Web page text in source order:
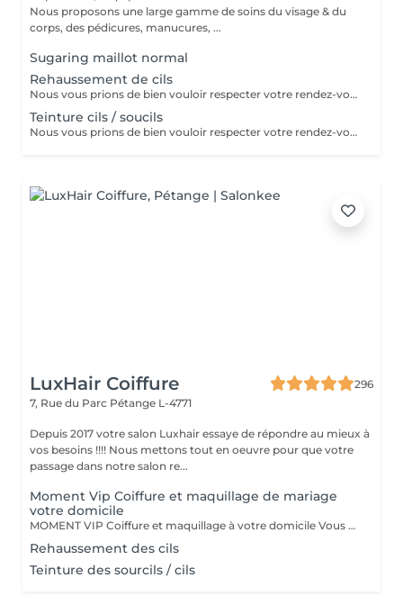
Nous proposons une large gamme de soins du visage & du
corps, des pédicures, manucures, ...
Sugaring maillot normal
Rehaussement de cils
Nous vous prions de bien vouloir respecter votre rendez-vous. En prenant rendez-vous, vous occupez une place, dont une autre personne aurait éventuellement besoin. Tout rendez-vous non annulé 24h en avance, est susceptible d'être facturé. (Si vous ne pouvez pas vous présenter à votre RDV, proposez-le éventuellement à un proche ou à un ami) Toute l'équipe de Aromas Institut vous remercie pour votre respect et votre compréhension.
Teinture cils / soucils
Nous vous prions de bien vouloir respecter votre rendez-vous. En prenant rendez-vous, vous occupez une place, dont une autre personne aurait éventuellement besoin. Tout rendez-vous non annulé 24h en avance, est susceptible d'être facturé. (Si vous ne pouvez pas vous présenter à votre RDV, proposez-le éventuellement à un proche ou à un ami) Toute l'équipe de Aromas Institut vous remercie pour votre respect et votre compréhension.
LuxHair Coiffure
296
7, Rue du Parc Pétange L-4771
Depuis 2017 votre salon Luxhair essaye de répondre au mieux à
vos besoins !!!! Nous mettons tout en oeuvre pour que votre
passage dans notre salon re...
Moment Vip Coiffure et maquillage de mariage
votre domicile
MOMENT VIP Coiffure et maquillage à votre domicile Vous vous mariez bientôt ??? Félicitations ! Pour que ce jour soit unique et parfait,laissez-nous prendre soin de vous. Inoubliable: Votre Moment d'Exception"Votre mariage est bien plus qu'un simple événement - c'est un chapitre magique dans l'histoire de votre vie. Chez nous, nous célébrons votre unicité et mettons en valeur votre beauté naturelle pour faire de ce jour le plus mémorable de votre vie. Votre Beauté, Notre Priorité: Parce que vous êtes la personne la plus importante pour ce moment d'exception, notre équipe dévouée de coiffeurs et de maquilleurs met tout en uvre pour vous sublimer, en accord avec votre style personnel et votre vision pour le grand jour. Coiffure de Rêve: De la sophistication classique à l'audace moderne, nous créons des coiffures qui capturent l'essence de votre personnalité et complètent à la perfection votre tenue de mariée, vous faisant rayonner de confiance et d'élégance. Maquillage Élégant: Avec une touche experte, notre équipe de maquilleurs vous offre un look qui met en valeur votre beauté naturelle tout en résistant aux larmes de joie et en vous assurant une allure impeccable tout au long de la journée. Votre Moment, parce que ce jour vous appartient, nous vous offrons un moment de luxe et d'intimité où vous pouvez vous détendre et vous préparer en toute sérénité, sachant que vous êtes entre de bonnes mains. Laissez -nous vous aider à créer des souvenirs inoubliables
Rehaussement des cils
Teinture des sourcils / cils